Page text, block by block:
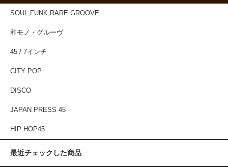
SOUL,FUNK,RARE GROOVE
和モノ・グルーヴ
45 / 7インチ
CITY POP
DISCO
JAPAN PRESS 45
HIP HOP45
最近チェックした商品